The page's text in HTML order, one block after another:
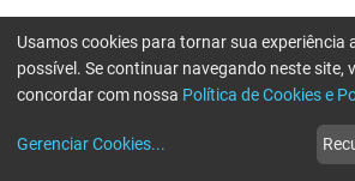
Usamos cookies para tornar sua experiência
possível. Se continuar navegando neste site,
concordar com nossa Política de Cookies e
Gerenciar Cookies...
Erro ao enviar informações, por favor tente